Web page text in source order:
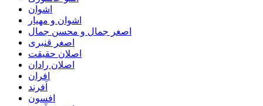
اشوان
اشوان و مهیار
اصغر جمال و محسن جمال
اصغر قنبری
اصلان حقیقت
اصلان رادان
افران
اَفرند
افسون